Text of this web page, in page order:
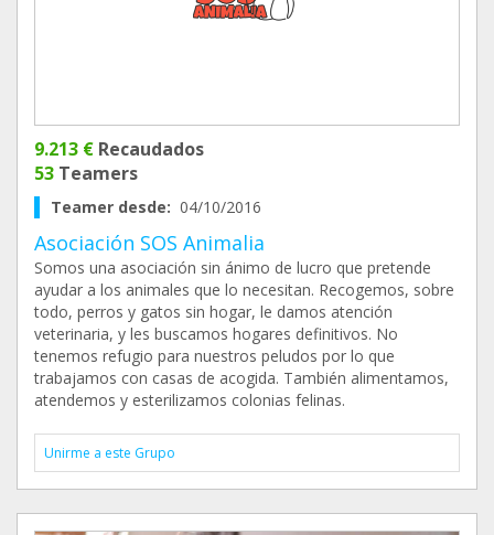
9.213 € Recaudados
53 Teamers
Teamer desde: 04/10/2016
Asociación SOS Animalia
Somos una asociación sin ánimo de lucro que pretende
ayudar a los animales que lo necesitan. Recogemos, sobre
todo, perros y gatos sin hogar, le damos atención
veterinaria, y les buscamos hogares definitivos. No
tenemos refugio para nuestros peludos por lo que
trabajamos con casas de acogida. También alimentamos,
atendemos y esterilizamos colonias felinas.
Unirme a este Grupo